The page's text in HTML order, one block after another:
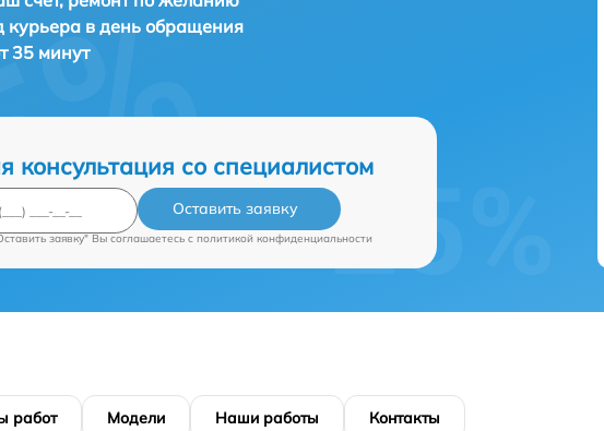
курьера в день обращения
35 минут
консультация со специалистом
Оставить заявку
заявку" Вы соглашаетесь c политикой конфиденциальности
работ Модели Наши работы Контакты